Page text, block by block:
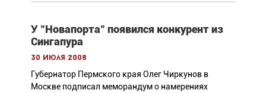
У "Новапорта" появился конкурент из
Сингапура
30 июля 2008
Губернатор Пермского края Олег Чиркунов в
Москве подписал меморандум о намерениях